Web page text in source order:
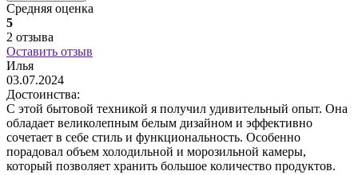
Средняя оценка
5
2 отзыва
Оставить отзыв
Илья
03.07.2024
Достоинства:
С этой бытовой техникой я получил удивительный опыт. Она
обладает великолепным белым дизайном и эффективно
сочетает в себе стиль и функциональность. Особенно
порадовал объем холодильной и морозильной камеры,
который позволяет хранить большое количество продуктов.